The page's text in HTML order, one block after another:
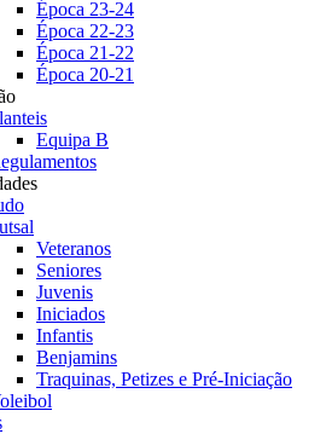
Época 23-24
Época 22-23
Época 21-22
Época 20-21
Equipa B
Veteranos
Seniores
Juvenis
Iniciados
Infantis
Benjamins
Traquinas, Petizes e Pré-Iniciação